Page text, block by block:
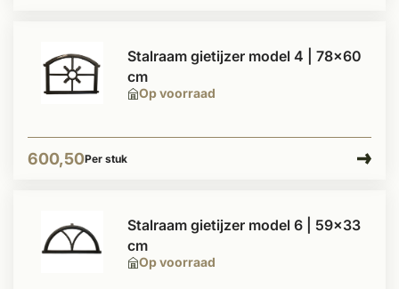
Op voorraad
Stalraam gietijzer model 4 | 78x60
cm
600,50Per stuk
Op voorraad
Stalraam gietijzer model 6 | 59x33
cm